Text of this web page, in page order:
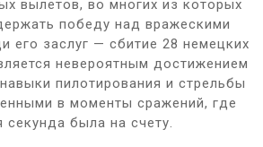
вылетов, во многих из которых
победу над вражескими
его заслуг — сбитие 28 немецких
невероятным достижением
пилотирования и стрельбы
в моменты сражений, где
секунда была на счету.